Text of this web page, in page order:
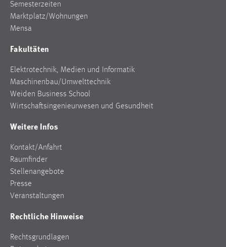
Semesterzeiten
Marktplatz/Wohnungen
Mensa
Fakultäten
Elektrotechnik, Medien und Informatik
Maschinenbau/Umwelttechnik
Weiden Business School
Wirtschaftsingenieurwesen und Gesundheit
Weitere Infos
Kontakt/Anfahrt
Raumfinder
Stellenangebote
Presse
Veranstaltungen
Rechtliche Hinweise
Rechtsgrundlagen